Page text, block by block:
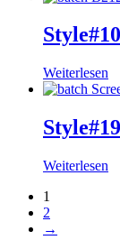
Weiterlesen
Weiterlesen
1
2
→